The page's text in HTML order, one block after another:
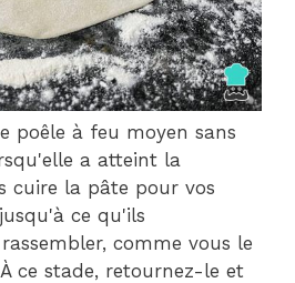
poêle à feu moyen sans
a atteint la
cuire la pâte pour vos
ce qu'ils
comme vous le
ce stade, retournez-le et